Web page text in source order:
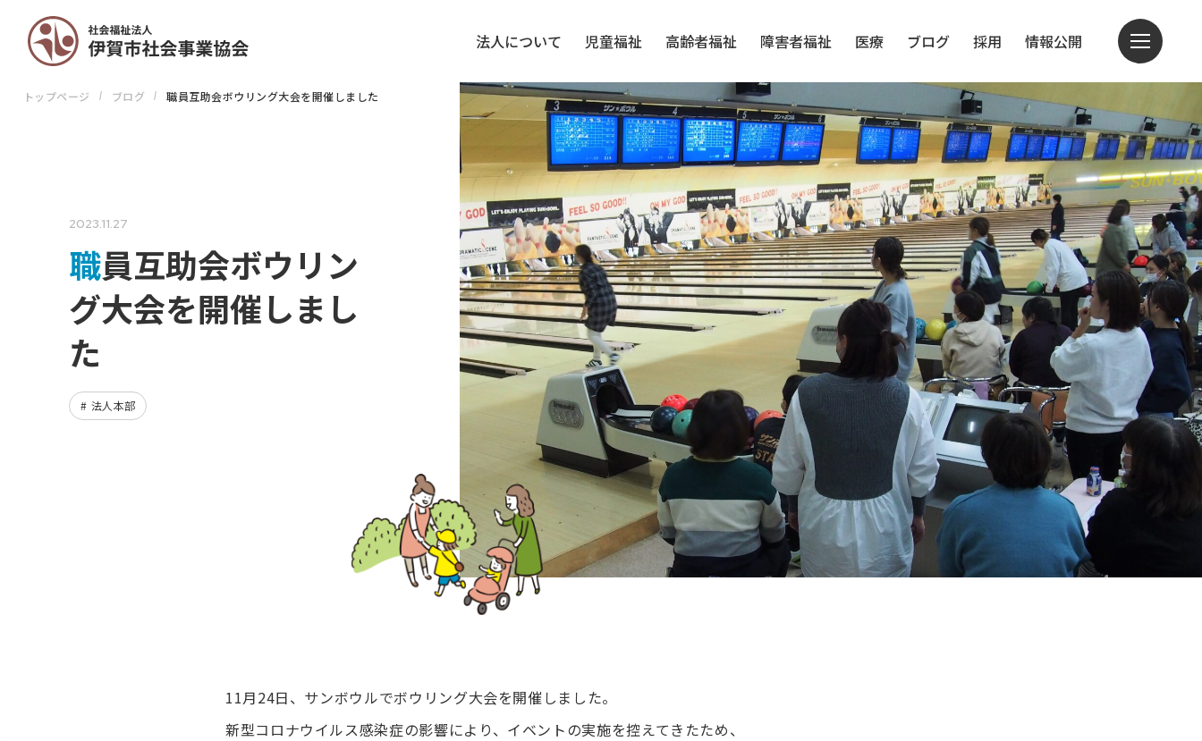
法人について 児童福祉 高齢者福祉 障害者福祉 医療 ブログ 採用 情報公開
トップページ ブログ 職員互助会ボウリング大会を開催しました
2023.11.27
職員互助会ボウリン
グ大会を開催しまし
た
法人本部
11月24日、サンボウルでボウリング大会を開催しました。
新型コロナウイルス感染症の影響により、イベントの実施を控えてきたため、